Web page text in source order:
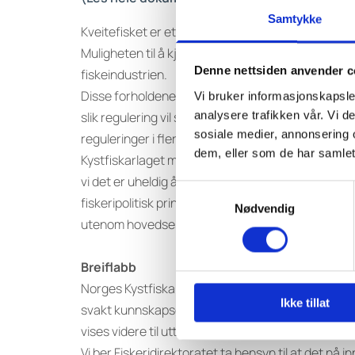
Samtykke
Denne nettsiden anvender
Vi bruker
analysere trafikken vår. Vi
sosiale medier,
dem, eller som de har
Samtykkevalg
Nødvendig
Ikke tillat
Kveitefisket er et svært viktig fiskeri for den
Muligheten til å kjøpe kveite gjennom
fiskeindustrien.
Disse forholdene bør veie tungt når nye
slik regulering vil således utradere direktefisket
reguleringer i flere andre fiskerier.
Kystfiskarlaget mener fartøykvoten må ligge
vi det er uheldig å trekke bifangst fra
fiskeripolitisk prinsipp å stimulere til mer
utenom hovedsesongene.
Breiflabb
Norges Kystfiskarlag støtter ikke forslagene og
svakt kunnskapsgrunnlag rundt
vises videre til uttalelser fra